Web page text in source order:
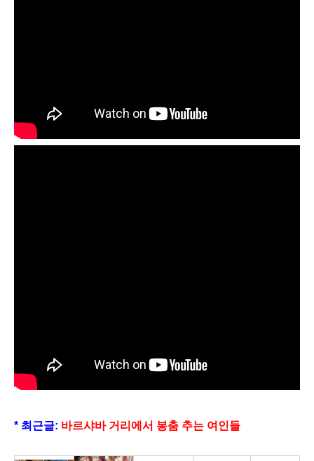
* 최근글: 바르샤바 거리에서 봉춤 추는 여인들